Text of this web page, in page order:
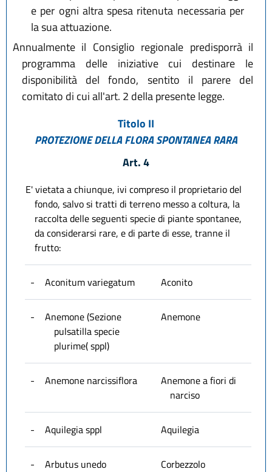
e per ogni altra spesa ritenuta necessaria per
la sua attuazione.
Annualmente il Consiglio regionale predisporrà il
programma delle iniziative cui destinare le
disponibilità del fondo, sentito il parere del
comitato di cui all'art. 2 della presente legge.
Titolo II
PROTEZIONE DELLA FLORA SPONTANEA RARA
Art. 4
E' vietata a chiunque, ivi compreso il proprietario del
fondo, salvo si tratti di terreno messo a coltura, la
raccolta delle seguenti specie di piante spontanee,
da considerarsi rare, e di parte di esse, tranne il
frutto:
- Aconitum variegatum Aconito
-
Anemone (Sezione
pulsatilla specie
plurime( sppl)
Anemone
- Anemone narcissiflora
Anemone a fiori di
narciso
- Aquilegia sppl Aquilegia
- Arbutus unedo Corbezzolo